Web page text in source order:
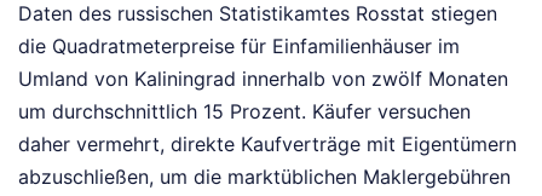
Daten des russischen Statistikamtes Rosstat stiegen
die Quadratmeterpreise für Einfamilienhäuser im
Umland von Kaliningrad innerhalb von zwölf Monaten
um durchschnittlich 15 Prozent. Käufer versuchen
daher vermehrt, direkte Kaufverträge mit Eigentümern
abzuschließen, um die marktüblichen Maklergebühren